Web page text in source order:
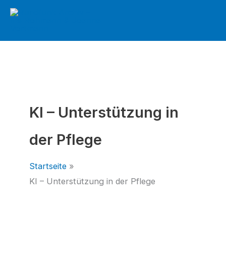
Zum
KI – Unterstützung in
der Pflege
Startseite
KI – Unterstützung in der Pflege